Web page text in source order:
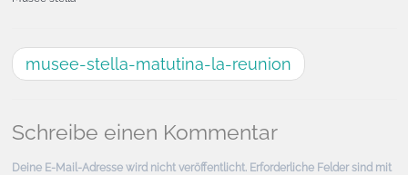
musee-stella-matutina-la-reunion
Schreibe einen Kommentar
Deine E-Mail-Adresse wird nicht veröffentlicht. Erforderliche Felder sind mit